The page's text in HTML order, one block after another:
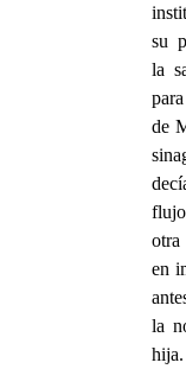
su
la
de
otra
en
la